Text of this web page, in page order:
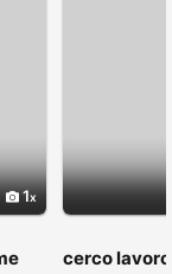
1
cerco